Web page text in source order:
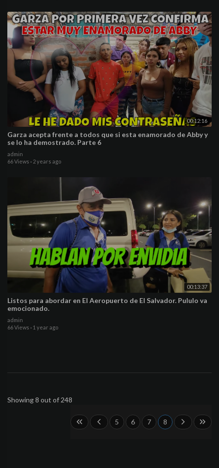
00:12:16
Garza acepta frente a todos que si esta enamorado de Abby y
se lo ha demostrado. Parte 6
admin
66 Views · 2 years ago
00:13:37
Listos para abordar en El Aeropuerto de El Salvador. Pululo va
emocionado.
admin
66 Views · 1 year ago
Showing 8 out of 248
5 6 7 8